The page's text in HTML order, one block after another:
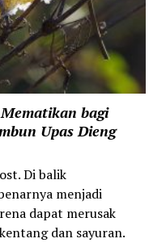
bagi
Upas Dieng
Di balik
menjadi
dapat merusak
dan sayuran.